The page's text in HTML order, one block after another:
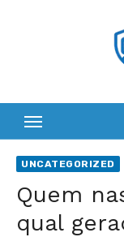
UNCATEGORIZED
Quem
qual